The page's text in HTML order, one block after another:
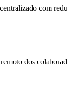
com
dos